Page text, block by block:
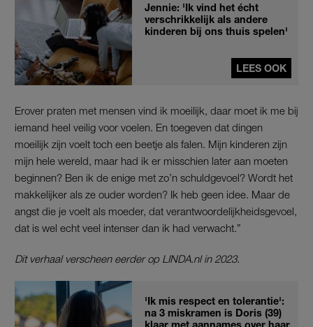
Jennie: 'Ik vind het écht
verschrikkelijk als andere
kinderen bij ons thuis spelen'
LEES OOK
Erover praten met mensen vind ik moeilijk, daar moet ik me bij
iemand heel veilig voor voelen. En toegeven dat dingen
moeilijk zijn voelt toch een beetje als falen. Mijn kinderen zijn
mijn hele wereld, maar had ik er misschien later aan moeten
beginnen? Ben ik de enige met zo’n schuldgevoel? Wordt het
makkelijker als ze ouder worden? Ik heb geen idee. Maar de
angst die je voelt als moeder, dat verantwoordelijkheidsgevoel,
dat is wel echt veel intenser dan ik had verwacht.”
Dit verhaal verscheen eerder op LINDA.nl in 2023.
'Ik mis respect en tolerantie':
na 3 miskramen is Doris (39)
klaar met aannames over haar